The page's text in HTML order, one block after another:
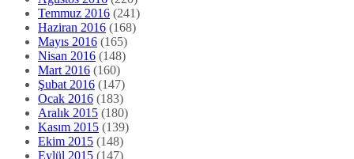
Kasım 2015(139)
Ekim 2015(148)
Eylül 2015(147)
Ağustos 2015 (139)
Temmuz 2015(133)
Haziran 2015 (118)
Mayıs 2015(125)
Nisan 2015(129)
Mart 2015(124)
Şubat 2015(123)
Ocak 2015 (153)